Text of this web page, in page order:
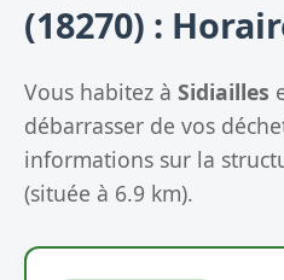
(18270) :
Vous habitez à Sidiailles
débarrasser de vos
informations sur la
(située à 6.9 km).